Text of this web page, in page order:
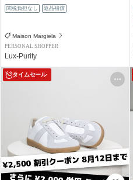
関税負担なし 返品補償
Maison Margiela
PERSONAL SHOPPER
Lux-Purity
タイムセール